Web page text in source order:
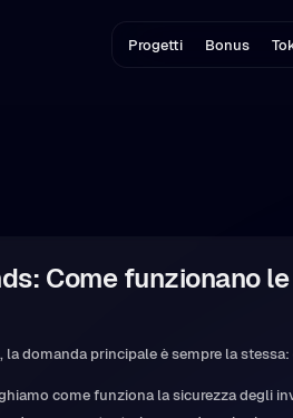
Progetti Bonus
Come funzionano
la domanda principale è sempre la stessa:
come funziona la sicurezza degli